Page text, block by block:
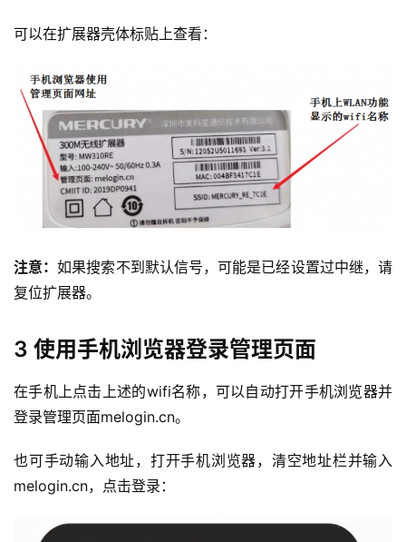
可以在扩展器壳体标贴上查看：
注意：如果搜索不到默认信号，可能是已经设置过中继，请
复位扩展器。
3 使用手机浏览器登录管理页面
在手机上点击上述的wifi名称，可以自动打开手机浏览器并
登录管理页面melogin.cn。
也可手动输入地址，打开手机浏览器，清空地址栏并输入
melogin.cn，点击登录：